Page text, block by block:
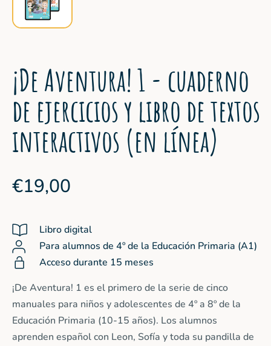
¡De Aventura! 1 - cuaderno
de ejercicios y libro de textos
interactivos (en línea)
€19,00
Libro digital
Para alumnos de 4º de la Educación Primaria (A1)
Acceso durante 15 meses
¡De Aventura! 1 es el primero de la serie de cinco
manuales para niños y adolescentes de 4º a 8º de la
Educación Primaria (10-15 años). Los alumnos
aprenden español con Leon, Sofía y toda su pandilla de